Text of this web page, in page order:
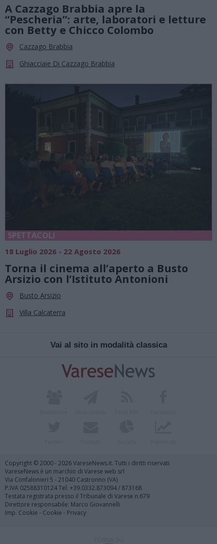
A Cazzago Brabbia apre la
“Pescheria”: arte, laboratori e letture
con Betty e Chicco Colombo
Cazzago Brabbia
Ghiacciaie Di Cazzago Brabbia
SPETTACOLI
18 Luglio 2026 - 22 Agosto 2026
Torna il cinema all’aperto a Busto
Arsizio con l’Istituto Antonioni
Busto Arsizio
Villa Calcaterra
Vai al sito in modalità classica
Copyright © 2000 - 2026 VareseNews.it. Tutti i diritti riservati
VareseNews è un marchio di Varese web srl
Via Confalonieri 5 - 21040 Castronno (VA)
P.IVA 02588310124 Tel. +39.0332.873094 / 873168
Testata registrata presso il Tribunale di Varese n.679
Direttore responsabile: Marco Giovannelli
Imp. Cookie - Cookie - Privacy